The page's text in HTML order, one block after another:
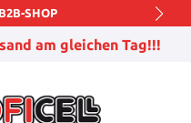
SHOP
am gleichen Tag!!!